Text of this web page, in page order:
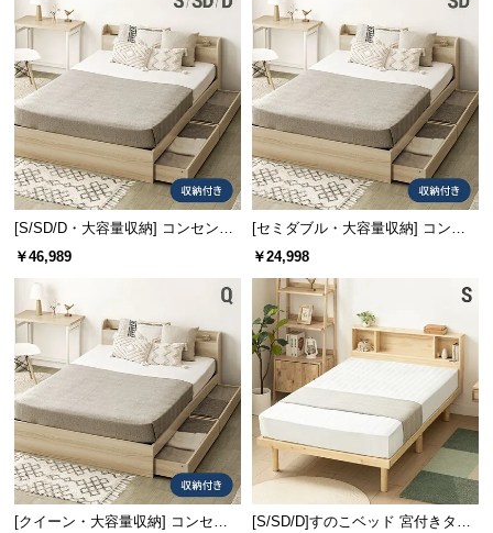
[S/SD/D・大容量収納] コンセント
機能付きベッド 超極厚マットレス
￥46,989
[セミダブル・大容量収納] コンセ
ント機能付きベッド 収納左右組み
換え可能
￥24,998
[クイーン・大容量収納] コンセン
[S/SD/D]すのこベッド 宮付きタイ